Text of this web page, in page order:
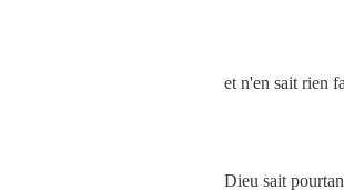
et n'en sait rien
Dieu sait